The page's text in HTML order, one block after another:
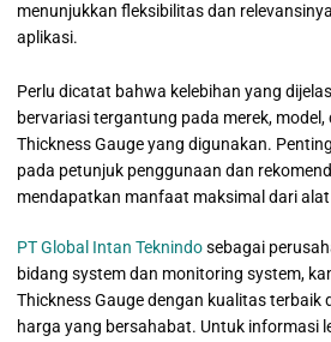
menunjukkan fleksibilitas dan
aplikasi.
Perlu dicatat bahwa kelebihan yang
bervariasi tergantung pada merek,
Thickness Gauge yang digunakan.
pada petunjuk penggunaan dan
mendapatkan manfaat maksimal dari alat
PT Global Intan Teknindosebagai
bidang system dan monitoring system,
Thickness Gauge dengan kualitas terbaik
harga yang bersahabat. Untuk informasi